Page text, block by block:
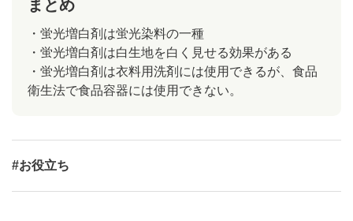
まとめ
・蛍光増白剤は蛍光染料の一種
・蛍光増白剤は白生地を白く見せる効果がある
・蛍光増白剤は衣料用洗剤には使用できるが、食品
衛生法で食品容器には使用できない。
#お役立ち